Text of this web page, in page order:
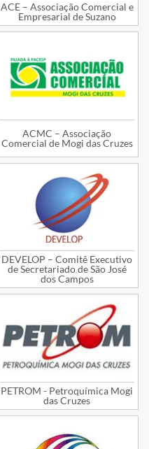
ACE – Associação Comercial e
Empresarial de Suzano
ACMC – Associação
Comercial de Mogi das Cruzes
DEVELOP – Comitê Executivo
de Secretariado de São José
dos Campos
PETROM - Petroquímica Mogi
das Cruzes